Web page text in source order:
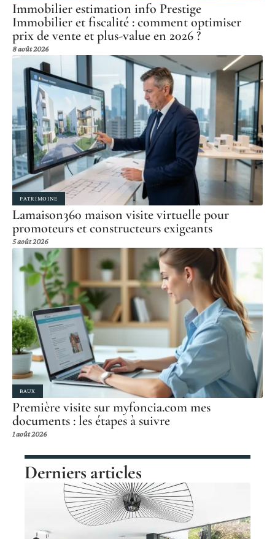
Immobilier estimation info Prestige
Immobilier et fiscalité : comment optimiser
prix de vente et plus-value en 2026 ?
8 août 2026
PATRIMOINE
Lamaison360 maison visite virtuelle pour
promoteurs et constructeurs exigeants
5 août 2026
BAUX
Première visite sur myfoncia.com mes
documents : les étapes à suivre
1 août 2026
Derniers articles